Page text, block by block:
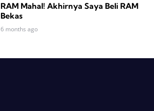
RAM Mahal! Akhirnya Saya Beli RAM
Bekas
6 months ago